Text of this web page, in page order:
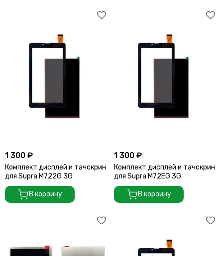
1 300 ₽
Комплект дисплей и тачскрин
для Supra M722G 3G
В корзину
1 300 ₽
Комплект дисплей и тачскрин
для Supra M72EG 3G
В корзину